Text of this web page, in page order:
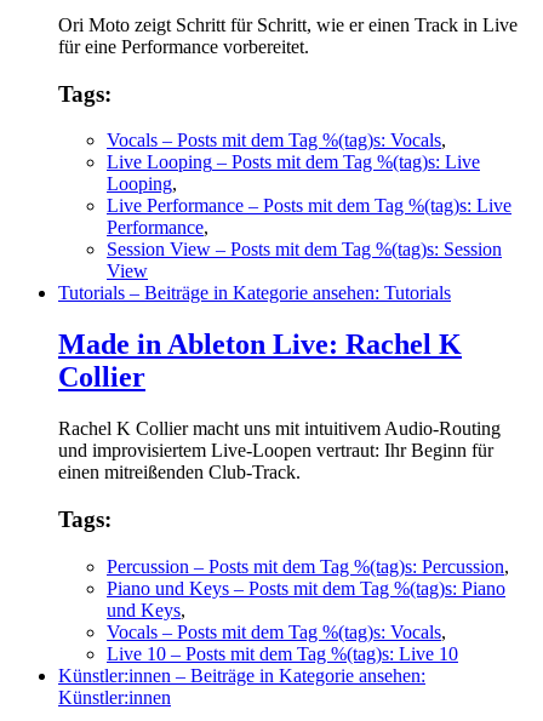
Ori Moto zeigt Schritt für Schritt, wie er einen Track in Live
für eine Performance vorbereitet.
Tags:
Vocals – Posts mit dem Tag %(tag)s: Vocals,
Live Looping – Posts mit dem Tag %(tag)s: Live
Looping,
Live Performance – Posts mit dem Tag %(tag)s: Live
Performance,
Session View – Posts mit dem Tag %(tag)s: Session
View
Tutorials – Beiträge in Kategorie ansehen: Tutorials
Made in Ableton Live: Rachel K
Collier
Rachel K Collier macht uns mit intuitivem Audio-Routing
und improvisiertem Live-Loopen vertraut: Ihr Beginn für
einen mitreißenden Club-Track.
Tags:
Percussion – Posts mit dem Tag %(tag)s: Percussion,
Piano und Keys – Posts mit dem Tag %(tag)s: Piano
und Keys,
Vocals – Posts mit dem Tag %(tag)s: Vocals,
Live 10 – Posts mit dem Tag %(tag)s: Live 10
Künstler:innen – Beiträge in Kategorie ansehen:
Künstler:innen